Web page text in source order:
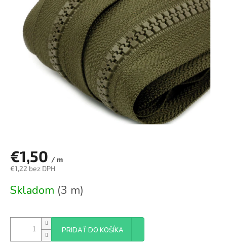
hviezdičiek.
€1,50 / m
€1,22 bez DPH
cena:
Skladom (3 m)
PRIDAŤ DO KOŠÍKA